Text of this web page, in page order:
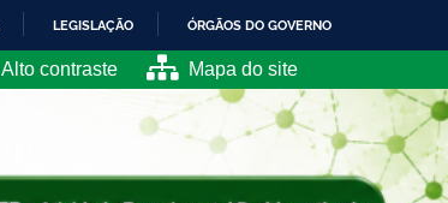
LEGISLAÇÃO ÓRGÃOS DO GOVERNO
Alto contraste Mapa do site